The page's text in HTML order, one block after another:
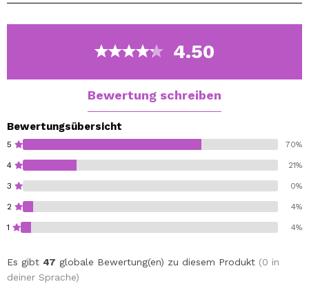
4.50
Bewertung schreiben
Bewertungsübersicht
5 70%
4 21%
3 0%
2 4%
1 4%
Es gibt 47 globale Bewertung(en) zu diesem Produkt (0 in
deiner Sprache)